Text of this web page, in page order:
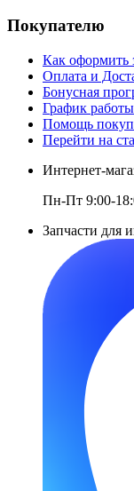
Покупателю
Как оформить
Оплата и
Бонусная
График работы
Помощь
Перейти на
Интернет-
Пн-Пт 9:00-
Запчасти для